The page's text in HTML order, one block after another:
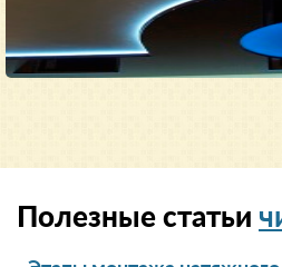
Полезные статьи